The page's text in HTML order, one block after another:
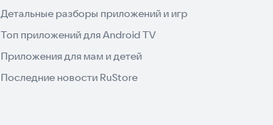
Детальные разборы приложений и игр
Топ приложений для Android TV
Приложения для мам и детей
Последние новости RuStore